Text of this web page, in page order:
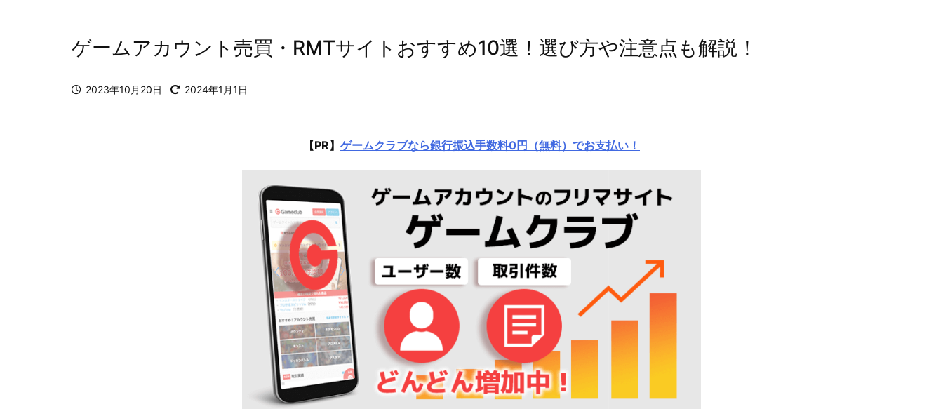
ゲームアカウント売買・RMTサイトおすすめ10選！選び方や注意点も解説！
2023年10月20日 2024年1月1日
【PR】 ゲームクラブなら銀行振込手数料0円（無料）でお支払い！